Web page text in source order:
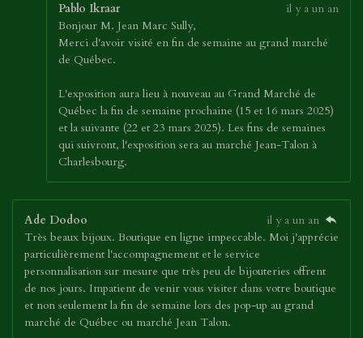
Pablo Ikraar
il y a un an
Bonjour M. Jean Marc Sully,
Merci d'avoir visité en fin de semaine au grand marché
de Québec.
L'exposition aura lieu à nouveau au Grand Marché de
Québec la fin de semaine prochaine (15 et 16 mars 2025)
et la suivante (22 et 23 mars 2025). Les fins de semaines
qui suivront, l'exposition sera au marché Jean-Talon à
Charlesbourg.
Ade Dodoo
il y a un an
Très beaux bijoux. Boutique en ligne impeccable. Moi j'apprécie
particulièrement l'accompagnement et le service
personnalisation sur mesure que très peu de bijouteries offrent
de nos jours. Impatient de venir vous visiter dans votre boutique
et non seulement la fin de semaine lors des pop-up au grand
marché de Québec ou marché Jean Talon.